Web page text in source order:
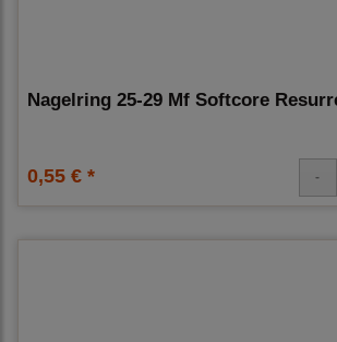
Nagelring 25-29 Mf Softcore
0,55 € *